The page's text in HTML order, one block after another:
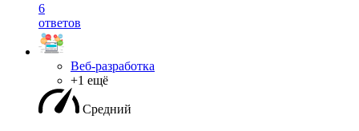
6
ответов
Веб-разработка
+1 ещё
Средний